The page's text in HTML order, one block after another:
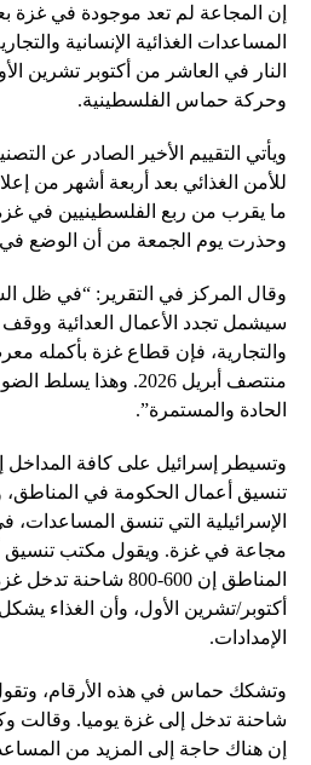
إن المجاعة لم تعد موجودة في
المساعدات الغذائية الإنسانية
النار في العاشر من أكتوبر تشرين
وحركة حماس الفلسطينية.
ويأتي التقييم الأخير الصادر عن
ما يقرب من ربع الفلسطينيين في
وحذرت يوم الجمعة من أن الوضع في
وقال المركز في التقرير: “في ظل
سيشمل تجدد الأعمال العدائية ووقف
والتجارية، فإن قطاع غزة بأكمله
منتصف أبريل 2026. وهذا
الحادة والمستمرة”.
وتسيطر إسرائيل على كافة
تنسيق أعمال الحكومة في المناطق،
الإسرائيلية التي تنسق
مجاعة في غزة. ويقول مكتب تنسيق
المناطق إن 600-800
الإمدادات.
شاحنة تدخل إلى غزة يوميا. وقالت
إن هناك حاجة إلى المزيد من